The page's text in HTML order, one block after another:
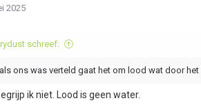
2025
schreef:
ons was verteld gaat het om lood wat door
ik niet. Lood is geen water.